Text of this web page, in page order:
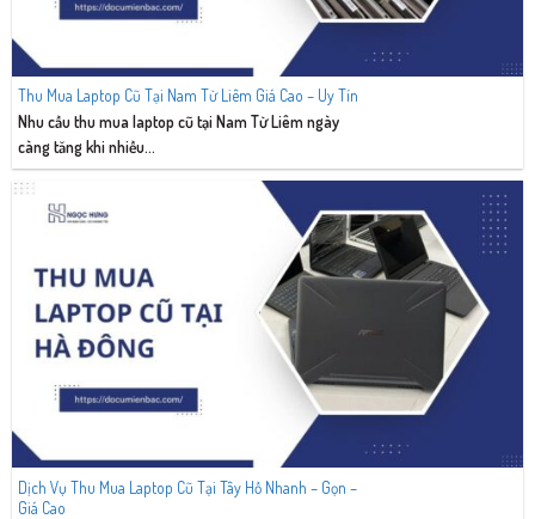
Thu Mua Laptop Cũ Tại Nam Từ Liêm Giá Cao – Uy Tín
Nhu cầu thu mua laptop cũ tại Nam Từ Liêm ngày
càng tăng khi nhiều...
Dịch Vụ Thu Mua Laptop Cũ Tại Tây Hồ Nhanh – Gọn –
Giá Cao